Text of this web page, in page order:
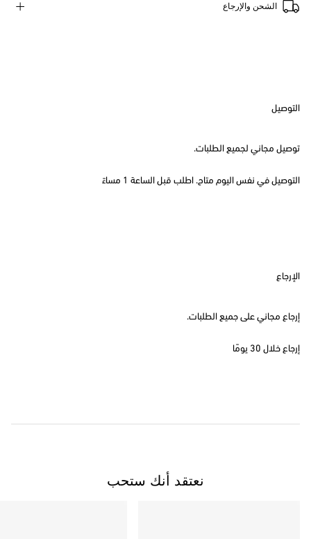
الشحن والإرجاع
التوصيل
توصيل مجاني لجميع الطلبات.
التوصيل في نفس اليوم متاح. اطلب قبل الساعة 1 مساءً
الإرجاع
إرجاع مجاني على جميع الطلبات.
إرجاع خلال 30 يومًا
نعتقد أنك ستحب